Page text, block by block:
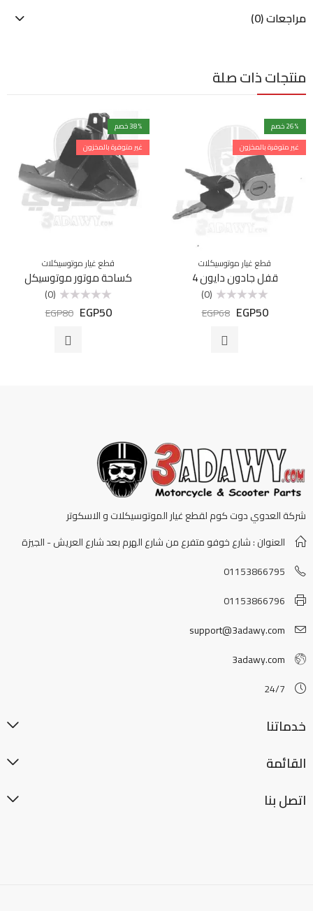
مراجعات (0)
منتجات ذات صلة
26% خصم
غير متوفرة بالمخزون
قطع غيار موتوسيكلات
قفل جادون دايون 4
التقييم
(0)
EGP50
EGP68
38% خصم
غير متوفرة بالمخزون
قطع غيار موتوسيكلات
كساحة موتور موتوسيكل
التقييم
(0)
EGP50
EGP80
شركة العدوي دوت كوم لقطع غيار الموتوسيكلات و الاسكوتر
العنوان : شارع خوفو متفرع من شارع الهرم بعد شارع العريش - الجيزة
01153866795
01153866796
support@3adawy.com
3adawy.com
24/7
خدماتنا
القائمة
اتصل بنا